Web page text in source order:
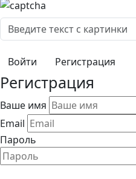
Регистрация
Регистрация
Ваше имя
Email
Пароль